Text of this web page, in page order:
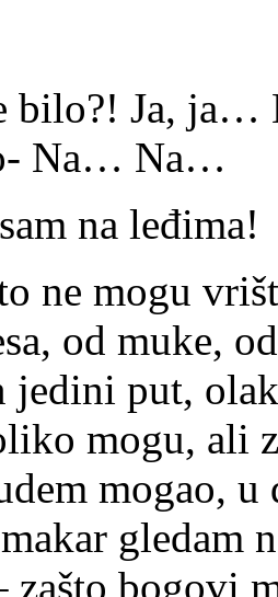
bilo?! Ja, ja…
Na… Na…
na leđima!
ne mogu
od muke,
jedini put,
mogu, ali
mogao,
gledam
zašto bogovi